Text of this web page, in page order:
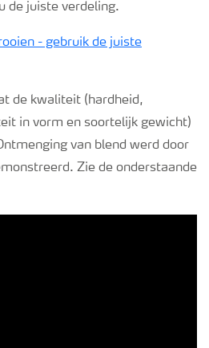
de juiste verdeling.
- gebruik de juiste
de kwaliteit (hardheid,
in vorm en soortelijk gewicht)
van blend werd door
Zie de onderstaande